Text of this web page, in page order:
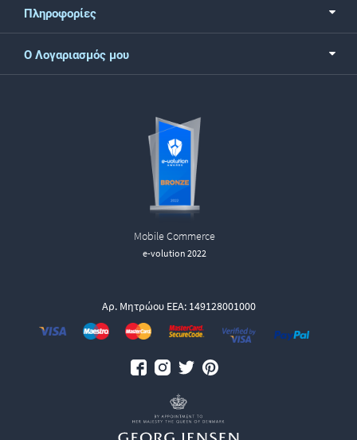
Πληροφορίες
Ο Λογαριασμός μου
Mobile Commerce
e-volution 2022
Αρ. Μητρώου ΕΕΑ: 149128001000